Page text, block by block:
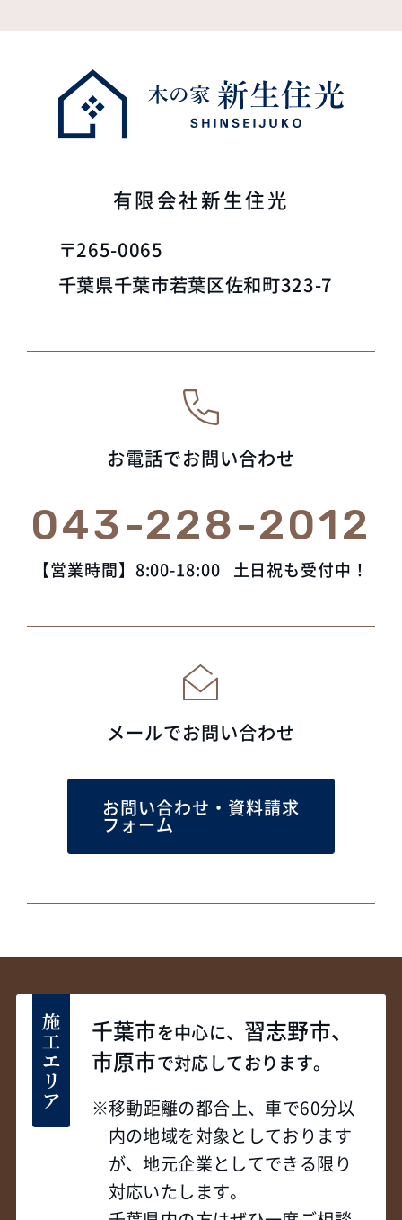
有限会社新生住光
〒265-0065
千葉県千葉市若葉区佐和町323-7
お電話でお問い合わせ
043-228-2012
【営業時間】8:00-18:00 土日祝も受付中！
メールでお問い合わせ
お問い合わせ・資料請求
フォーム
千葉市を中心に、 習志野市、
市原市で対応しております。
移動距離の都合上、車で60分以
内の地域を対象としております
が、地元企業としてできる限り
対応いたします。